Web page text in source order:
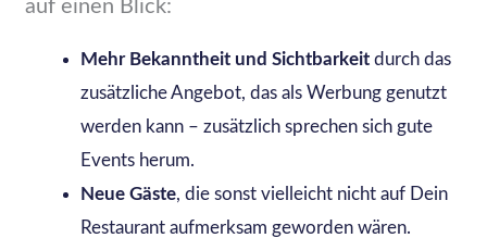
auf einen Blick:
Mehr Bekanntheit und Sichtbarkeit durch das
zusätzliche Angebot, das als Werbung genutzt
werden kann – zusätzlich sprechen sich gute
Events herum.
Neue Gäste, die sonst vielleicht nicht auf Dein
Restaurant aufmerksam geworden wären.